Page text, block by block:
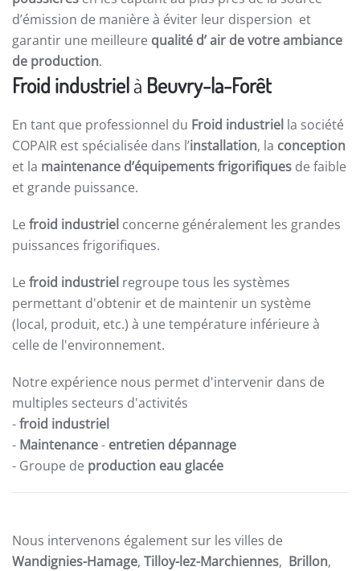
d’émission de manière à éviter leur dispersion et
garantir une meilleure qualité d’ air de votre ambiance
de production.
Froid industrielà Beuvry-la-Forêt
En tant que professionnel du Froid industriel la société
COPAIR est spécialisée dans l’installation, la conception
et la maintenance d’équipements frigorifiques de faible
et grande puissance.
Le froid industriel concerne généralement les grandes
puissances frigorifiques.
Le froid industriel regroupe tous les systèmes
permettant d'obtenir et de maintenir un système
(local, produit, etc.) à une température inférieure à
celle de l'environnement.
Notre expérience nous permet d'intervenir dans de
multiples secteurs d'activités
-froid industriel
- Maintenance- entretien dépannage
- Groupe de production eau glacée
Nous intervenons également sur les villes de
Wandignies-Hamage, Tilloy-lez-Marchiennes, Brillon,